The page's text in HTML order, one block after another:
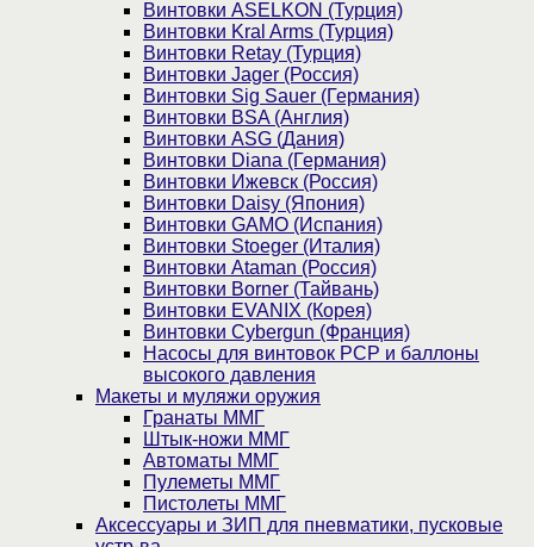
Винтовки ASELKON (Турция)
Винтовки Kral Arms (Турция)
Винтовки Retay (Турция)
Винтовки Jager (Россия)
Винтовки Sig Sauer (Германия)
Винтовки BSA (Англия)
Винтовки ASG (Дания)
Винтовки Diana (Германия)
Винтовки Ижевск (Россия)
Винтовки Daisy (Япония)
Винтовки GAMO (Испания)
Винтовки Stoeger (Италия)
Винтовки Ataman (Россия)
Винтовки Borner (Тайвань)
Винтовки EVANIX (Корея)
Винтовки Cybergun (Франция)
Насосы для винтовок PCP и баллоны
высокого давления
Макеты и муляжи оружия
Гранаты ММГ
Штык-ножи ММГ
Автоматы ММГ
Пулеметы ММГ
Пистолеты ММГ
Аксессуары и ЗИП для пневматики, пусковые